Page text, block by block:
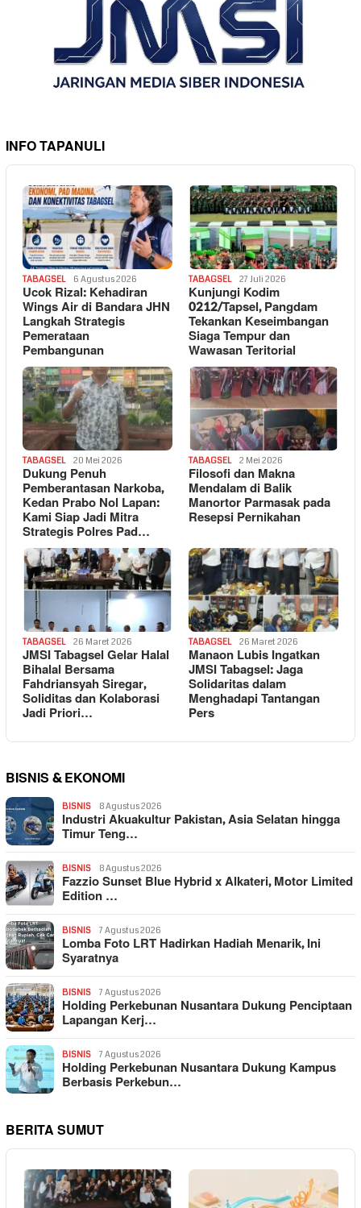
INFO TAPANULI
TABAGSEL 6 Agustus 2026
Ucok Rizal: Kehadiran
Wings Air di Bandara JHN
Langkah Strategis
Pemerataan
Pembangunan
TABAGSEL 27 Juli 2026
Kunjungi Kodim
0212/Tapsel, Pangdam
Tekankan Keseimbangan
Siaga Tempur dan
Wawasan Teritorial
TABAGSEL 20 Mei 2026
Dukung Penuh
Pemberantasan Narkoba,
Kedan Prabo Nol Lapan:
Kami Siap Jadi Mitra
Strategis Polres Pad…
TABAGSEL 2 Mei 2026
Filosofi dan Makna
Mendalam di Balik
Manortor Parmasak pada
Resepsi Pernikahan
TABAGSEL 26 Maret 2026
JMSI Tabagsel Gelar Halal
Bihalal Bersama
Fahdriansyah Siregar,
Soliditas dan Kolaborasi
Jadi Priori…
TABAGSEL 26 Maret 2026
Manaon Lubis Ingatkan
JMSI Tabagsel: Jaga
Solidaritas dalam
Menghadapi Tantangan
Pers
BISNIS & EKONOMI
BISNIS 8 Agustus 2026
Industri Akuakultur Pakistan, Asia Selatan hingga
Timur Teng…
BISNIS 8 Agustus 2026
Fazzio Sunset Blue Hybrid x Alkateri, Motor Limited
Edition …
BISNIS 7 Agustus 2026
Lomba Foto LRT Hadirkan Hadiah Menarik, Ini
Syaratnya
BISNIS 7 Agustus 2026
Holding Perkebunan Nusantara Dukung Penciptaan
Lapangan Kerj…
BISNIS 7 Agustus 2026
Holding Perkebunan Nusantara Dukung Kampus
Berbasis Perkebun…
BERITA SUMUT